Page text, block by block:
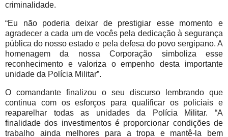
criminalidade.
“Eu não poderia deixar de prestigiar esse momento e
agradecer a cada um de vocês pela dedicação à segurança
pública do nosso estado e pela defesa do povo sergipano. A
homenagem da nossa Corporação simboliza esse
reconhecimento e valoriza o empenho desta importante
unidade da Polícia Militar”.
O comandante finalizou o seu discurso lembrando que
continua com os esforços para qualificar os policiais e
reaparelhar todas as unidades da Polícia Militar. “A
finalidade dos investimentos é proporcionar condições de
trabalho ainda melhores para a tropa e mantê-la bem